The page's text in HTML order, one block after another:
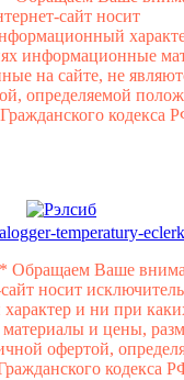
сайт носит
информационные
на сайте, не
определяемой
кодекса
* Обращаем Ваше
носит
и ни при
и цены,
офертой,
кодекса